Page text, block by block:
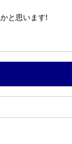
と思います!